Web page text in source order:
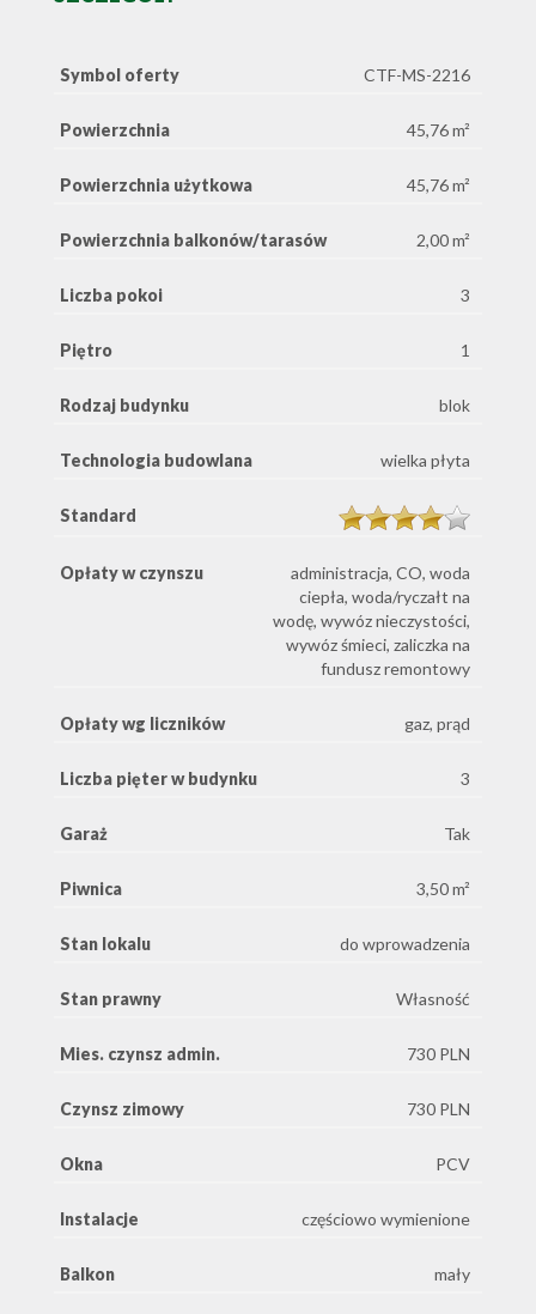
Symbol oferty CTF-MS-2216
Powierzchnia 45,76 m²
Powierzchnia użytkowa 45,76 m²
Powierzchnia balkonów/tarasów 2,00 m²
Liczba pokoi 3
Piętro 1
Rodzaj budynku blok
Technologia budowlana wielka płyta
Standard
Opłaty w czynszu
administracja, CO, woda
ciepła, woda/ryczałt na
wodę, wywóz nieczystości,
wywóz śmieci, zaliczka na
fundusz remontowy
Opłaty wg liczników gaz, prąd
Liczba pięter w budynku 3
Garaż Tak
Piwnica 3,50 m²
Stan lokalu do wprowadzenia
Stan prawny Własność
Mies. czynsz admin. 730 PLN
Czynsz zimowy 730 PLN
Okna PCV
Instalacje częściowo wymienione
Balkon mały